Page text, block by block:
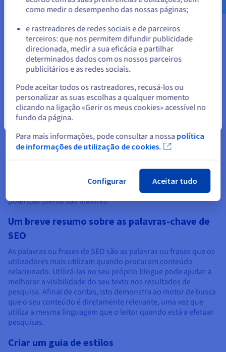
Elementos chave da criação de
um blogue
O que é um «Call to Action»?
Um CTA («Call to Action») é um botão ou ligação clicável que
ligação para a página dos produtos ou serviços pretendidos.
Se a publicação do blogue foi realmente útil para o leitor, as
chances de ele clicar no CTA e se tornar num verdadeiro
potencial cliente são maiores.
Um breve resumo sobre as palavras-chave de
SEO
As palavras ou frases de SEO são as palavras ou frases que os
utilizadores mais utilizam quando procuram conteúdo
relacionado. Utilizá-las no seu próprio blogue pode ajudar a
melhorar a visibilidade do seu texto nos resultados de
pesquisa. Afinal de contas, isto demonstra ao motor de busca
que o seu conteúdo é diretamente relevante, uma vez que
utiliza a mesma linguagem que o leitor quando está a efetuar
pesquisas.
Criar um guia de estilos
ou
Ficar no website atual
Selecionar outro website
como medir o desempenho das nossas páginas;
e rastreadores de redes sociais e de parceiros
terceiros: que nos permitem difundir publicidade
direcionada, medir a sua eficácia e partilhar
determinados dados com os nossos parceiros
publicitários e as redes sociais.
Pode aceitar todos os rastreadores, recusá-los ou
personalizar as suas escolhas a qualquer momento
clicando na ligação «Gerir os meus cookies» acessível no
fundo da página.
Para mais informações, pode consultar a nossa política
de informações de utilização de cookies.
Configurar Aceitar tudo